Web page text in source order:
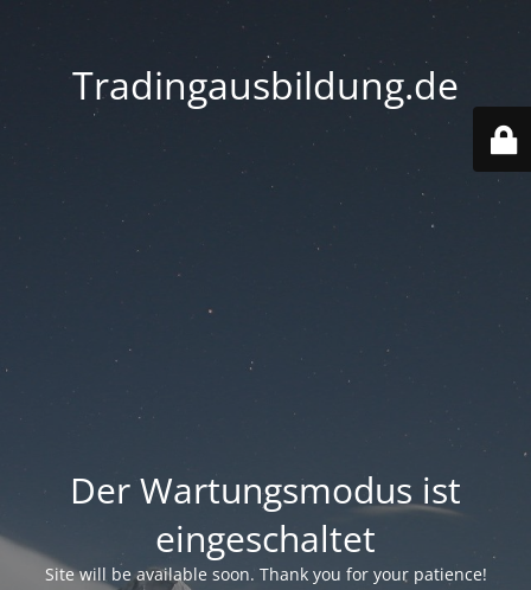
Tradingausbildung.de
Der Wartungsmodus ist
eingeschaltet
Site will be available soon. Thank you for your patience!